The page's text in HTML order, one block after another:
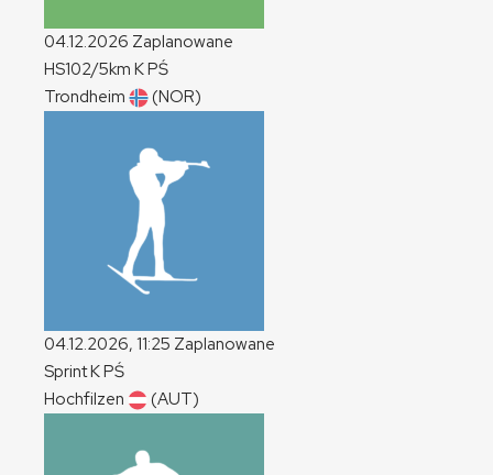
04.12.2026 Zaplanowane
HS102/5km KPŚ
Trondheim
(NOR)
04.12.2026, 11:25 Zaplanowane
SprintKPŚ
Hochfilzen
(AUT)